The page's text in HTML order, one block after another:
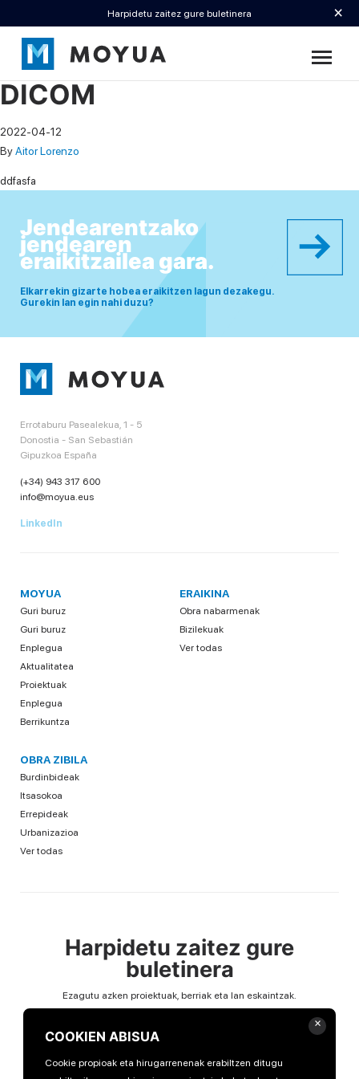
Harpidetu zaitez gure buletinera ×
DICOM
2022-04-12
ByAitor Lorenzo
ddfasfa
Jendearentzako
jendearen
eraikitzailea gara.
Elkarrekin gizarte hobea eraikitzen lagun dezakegu.
Gurekin lan egin nahi duzu?
Errotaburu Pasealekua, 1 - 5
Donostia - San Sebastián
Gipuzkoa España
(+34) 943 317 600
info@moyua.eus
LinkedIn
MOYUA
Guri buruz
Guri buruz
Enplegua
Aktualitatea
Proiektuak
Enplegua
Berrikuntza
ERAIKINA
Obra nabarmenak
Bizilekuak
Ver todas
OBRA ZIBILA
Burdinbideak
Itsasokoa
Errepideak
Urbanizazioa
Ver todas
Harpidetu zaitez gure
buletinera
Ezagutu azken proiektuak, berriak eta lan eskaintzak.
COOKIEN ABISUA
Cookie propioak eta hirugarrenenak erabiltzen ditugu
×